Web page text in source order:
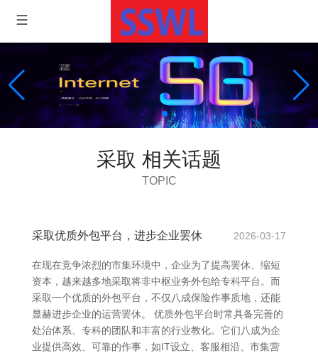
采取 相关话题
TOPIC
采取优质外包平台，进步企业罢休 2026-03-17
在现在竞争浓烈的市集环境中，企业为了提高罢休、缩短
资本，越来越多地采取将非中枢业务外包给专科平台。而
采取一个优质的外包平台，不仅八成保险作事质地，还能
显赫进步企业的运营罢休。 优质外包平台时常具备完善的
处治体系、专科的团队和丰富的行业教化。它们八成为企
业提供高效、可靠的作事，如IT设立、客服相沿、市集营